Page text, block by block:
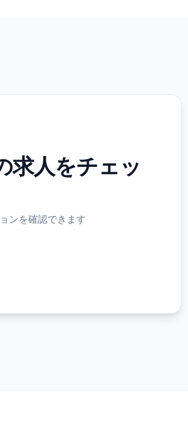
求人をチェッ
ンを確認できます